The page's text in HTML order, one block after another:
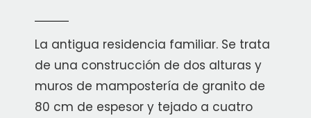
La antigua residencia familiar. Se trata
de una construcción de dos alturas y
muros de mampostería de granito de
80 cm de espesor y tejado a cuatro